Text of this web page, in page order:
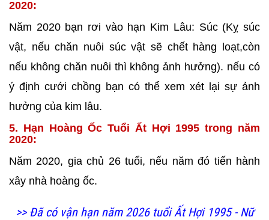
2020:
Năm 2020 bạn rơi vào hạn Kim Lâu: Súc (Kỵ súc
vật, nếu chăn nuôi súc vật sẽ chết hàng loạt,còn
nếu không chăn nuôi thì không ảnh hưởng). nếu có
ý định cưới chồng bạn có thể xem xét lại sự ảnh
hưởng của kim lâu.
5. Hạn Hoàng Ốc Tuổi Ất Hợi 1995 trong năm
2020:
Năm 2020, gia chủ 26 tuổi, nếu năm đó tiến hành
xây nhà hoàng ốc.
>> Đã có vận hạn năm 2026 tuổi Ất Hợi 1995 - Nữ